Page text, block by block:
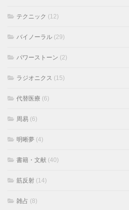
テクニック (12)
バイノーラル (29)
パワーストーン (2)
ラジオニクス (15)
代替医療 (6)
周易 (6)
明晰夢 (4)
書籍・文献 (40)
筋反射 (14)
雑占 (8)